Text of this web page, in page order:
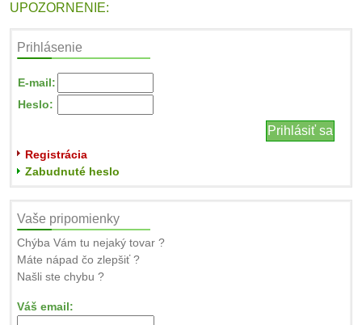
UPOZORNENIE:
Prihlásenie
E-mail:
Heslo:
Registrácia
Zabudnuté heslo
Vaše pripomienky
Chýba Vám tu nejaký tovar ?
Máte nápad čo zlepšiť ?
Našli ste chybu ?
Váš email: